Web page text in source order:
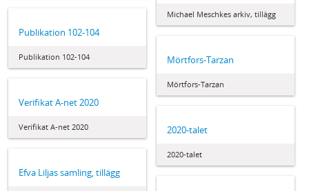
Michael Meschkes arkiv, tillägg
Publikation 102-104
Publikation 102-104 Mörtfors-Tarzan
Mörtfors-Tarzan
Verifikat A-net 2020
Verifikat A-net 2020 2020-talet
2020-talet
Efva Liljas samling, tillägg